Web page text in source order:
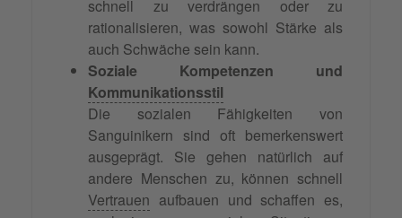
schnell zu verdrängen oder zu
rationalisieren, was sowohl Stärke als
auch Schwäche sein kann.
Soziale Kompetenzen und
Kommunikationsstil
Die sozialen Fähigkeiten von
Sanguinikern sind oft bemerkenswert
ausgeprägt. Sie gehen natürlich auf
andere Menschen zu, können schnell
Vertrauen aufbauen und schaffen es,